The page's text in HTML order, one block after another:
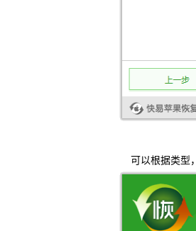
可以根据类型